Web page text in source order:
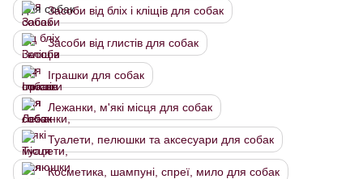
Засоби від бліх і кліщів для собак
Засоби від глистів для собак
Іграшки для собак
Лежанки, м'які місця для собак
Туалети, пелюшки та аксесуари для собак
Косметика, шампуні, спреї, мило для собак